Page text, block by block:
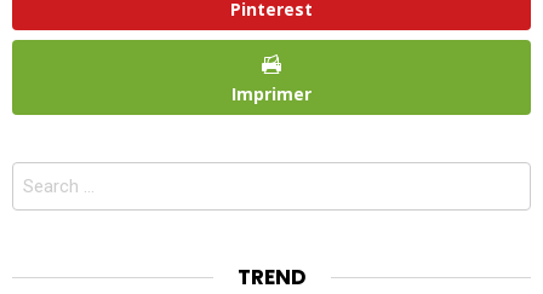
Pinterest
Imprimer
Search
TREND